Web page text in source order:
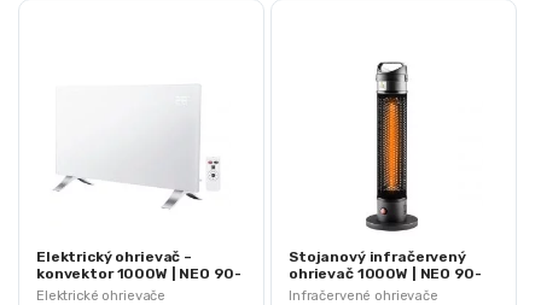
Elektrické ohrievače
Elektrický ohrievač –
konvektor 1000W | NEO 90-
090
Infračervené ohrievače
Stojanový infračervený
ohrievač 1000W | NEO 90-
035